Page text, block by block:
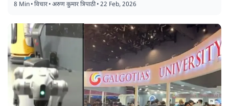
8 Min•विचार•अरुण कुमार त्रिपाठी•22 Feb, 2026